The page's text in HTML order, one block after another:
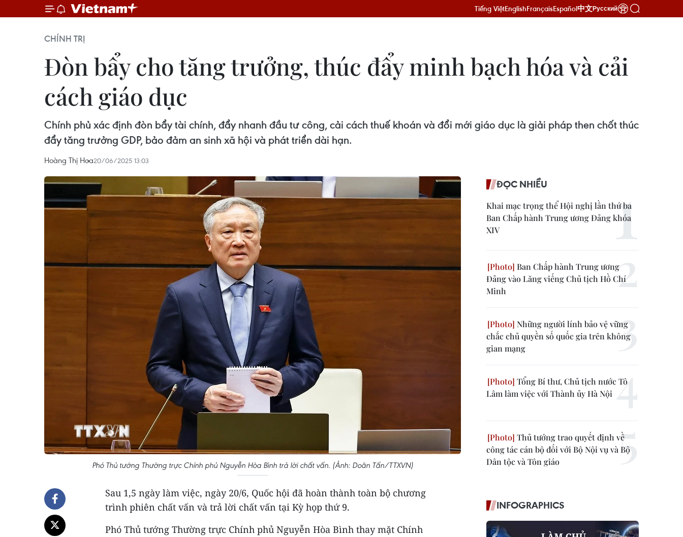
Tiếng ViệtEnglishFrançaisEspañol中文Русский
CHÍNH TRỊ
Đòn bẩy cho tăng trưởng, thúc đẩy minh bạch hóa và cải
cách giáo dục
Chính phủ xác định đòn bẩy tài chính, đẩy nhanh đầu tư công, cải cách thuế khoán và đổi mới giáo dục là giải pháp then chốt thúc
đẩy tăng trưởng GDP, bảo đảm an sinh xã hội và phát triển dài hạn.
Hoàng Thị Hoa20/06/2025 13:03
Phó Thủ tướng Thường trực Chính phủ Nguyễn Hòa Bình trả lời chất vấn. (Ảnh: Doãn Tấn/TTXVN)
Sau 1,5 ngày làm việc, ngày 20/6, Quốc hội đã hoàn thành toàn bộ chương
trình phiên chất vấn và trả lời chất vấn tại Kỳ họp thứ 9.
Phó Thủ tướng Thường trực Chính phủ Nguyễn Hòa Bình thay mặt Chính
ĐỌC NHIỀU
Khai mạc trọng thể Hội nghị lần thứ ba
Ban Chấp hành Trung ương Đảng khóa
XIV
Ban Chấp hành Trung ương
Đảng vào Lăng viếng Chủ tịch Hồ Chí
Minh
Những người lính bảo vệ vững
chắc chủ quyền số quốc gia trên không
gian mạng
Tổng Bí thư, Chủ tịch nước Tô
Lâm làm việc với Thành ủy Hà Nội
Thủ tướng trao quyết định về
công tác cán bộ đối với Bộ Nội vụ và Bộ
Dân tộc và Tôn giáo
INFOGRAPHICS